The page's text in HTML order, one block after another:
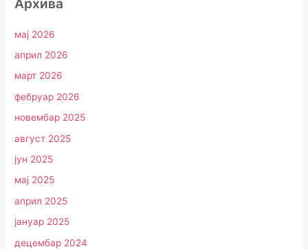
Архива
мај 2026
април 2026
март 2026
фебруар 2026
новембар 2025
август 2025
јун 2025
мај 2025
април 2025
јануар 2025
децембар 2024